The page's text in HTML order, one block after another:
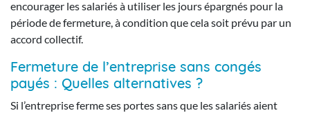
encourager les salariés à utiliser les jours épargnés pour la
période de fermeture, à condition que cela soit prévu par un
accord collectif.
Fermeture de l’entreprise sans congés
payés : Quelles alternatives ?
Si l’entreprise ferme ses portes sans que les salariés aient